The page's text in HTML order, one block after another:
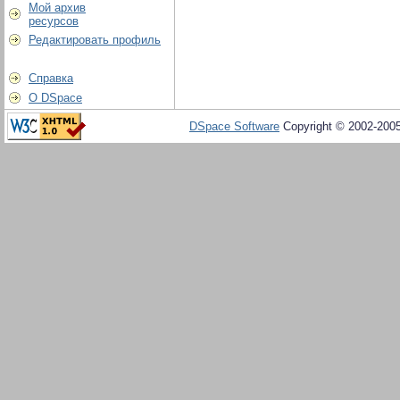
Мой архив
ресурсов
Редактировать профиль
Справка
О DSpace
DSpace Software Copyright © 2002-